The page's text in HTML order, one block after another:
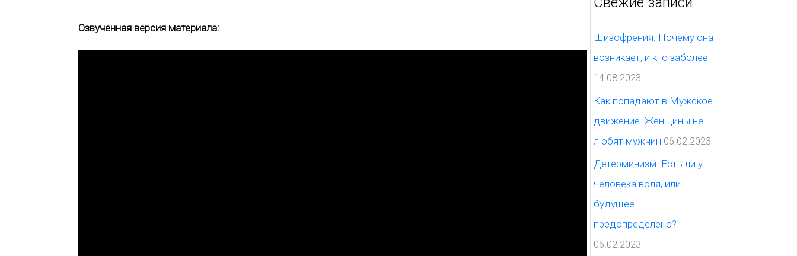
Озвученная версия материала:
к
:
Шизофрения. Почему она
возникает, и кто заболеет
14.08.2023
Как попадают в Мужское
движение. Женщины не
любят мужчин 06.02.2023
Детерминизм. Есть ли у
человека воля, или
будущее
предопределено?
06.02.2023